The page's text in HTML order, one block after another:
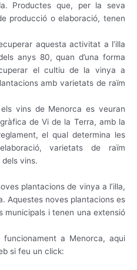
Productes que, per la seva
producció o elaboració, tenen
aquesta activitat a l’illa
anys 80, quan d’una forma
el cultiu de la vinya a
amb varietats de raïm
vins de Menorca es veuran
de Vi de la Terra, amb la
el qual determina les
varietats de raïm
vins.
plantacions de vinya a l’illa,
Aquestes noves plantacions es
municipals i tenen una extensió
a Menorca, aqui
si feu un click: